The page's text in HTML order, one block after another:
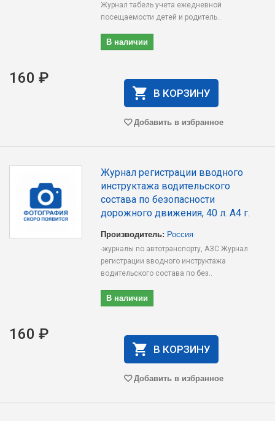
Журнал табель учета ежедневной
посещаемости детей и родитель..
В наличии
160 ₽
В КОРЗИНУ
Добавить в избранное
Журнал регистрации вводного
инструктажа водительского
состава по безопасности
дорожного движения, 40 л. А4 г.
Производитель: Россия
-журналы по автотранспорту, АЗС Журнал
регистрации вводного инструктажа
водительского состава по без..
В наличии
160 ₽
В КОРЗИНУ
Добавить в избранное